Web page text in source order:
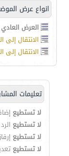
انواع عرض
العرض العادي
الانتقال إلى
الانتقال
تعليمات
لا تستطيع
لا تستطيع
لا تستطيع
لا تستطيع